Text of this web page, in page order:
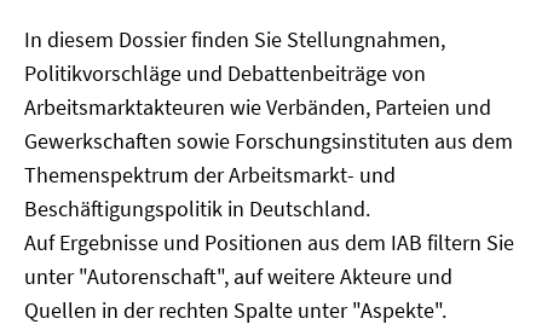
In diesem Dossier finden Sie Stellungnahmen,
Politikvorschläge und Debattenbeiträge von
Arbeitsmarktakteuren wie Verbänden, Parteien und
Gewerkschaften sowie Forschungsinstituten aus dem
Themenspektrum der Arbeitsmarkt- und
Beschäftigungspolitik in Deutschland.
Auf Ergebnisse und Positionen aus dem IAB filtern Sie
unter "Autorenschaft", auf weitere Akteure und
Quellen in der rechten Spalte unter "Aspekte".